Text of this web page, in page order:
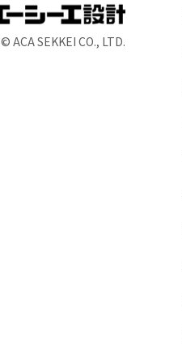
© ACA SEKKEI CO., LTD.